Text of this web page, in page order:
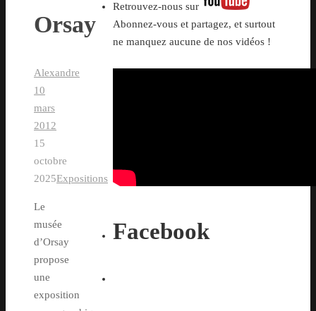
Orsay
Alexandre
10
mars
2012
15
octobre
2025Expositions
Le
musée
d’Orsay
propose
une
exposition
Retrouvez-nous sur
Abonnez-vous et partagez, et surtout
ne manquez aucune de nos vidéos !
Facebook